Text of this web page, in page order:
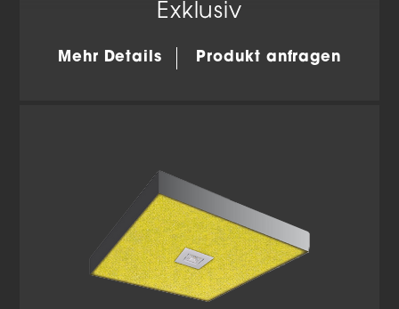
Exklusiv
Mehr Details Produkt anfragen